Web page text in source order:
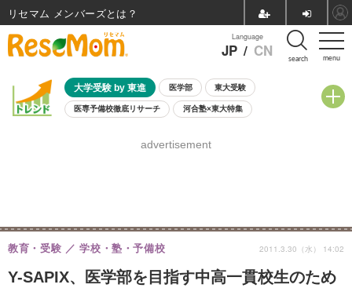
menu
Language
JP / CN search
大学受験 by 東進 医学部 東大受験
医専予備校徹底リサーチ 河合塾×東大特集
8月開催学校説明会・相談会
advertisement
Y-SAPIX、医学部を目指す中高一貫校生のため
教育・受験 学校・塾・予備校 2011.3.30（水） 14:02
リセマム メンバーズ